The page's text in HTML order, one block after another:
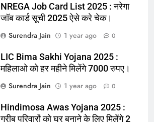
NREGA Job Card List 2025 : नरेगा
जॉब कार्ड सूची 2025 ऐसे करे चेक।
Surendra Jain
1 year ago 0
LIC Bima Sakhi Yojana 2025 :
महिलाओ को हर महीने मिलेंगे 7000 रुपए।
Surendra Jain
1 year ago 0
Hindimosa Awas Yojana 2025 :
गरीब परिवारों को घर बनाने के लिए मिलेंगे 2